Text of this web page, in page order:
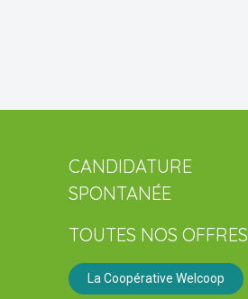
CANDIDATURE
SPONTANÉE
TOUTES NOS OFFRES
La Coopérative Welcoop